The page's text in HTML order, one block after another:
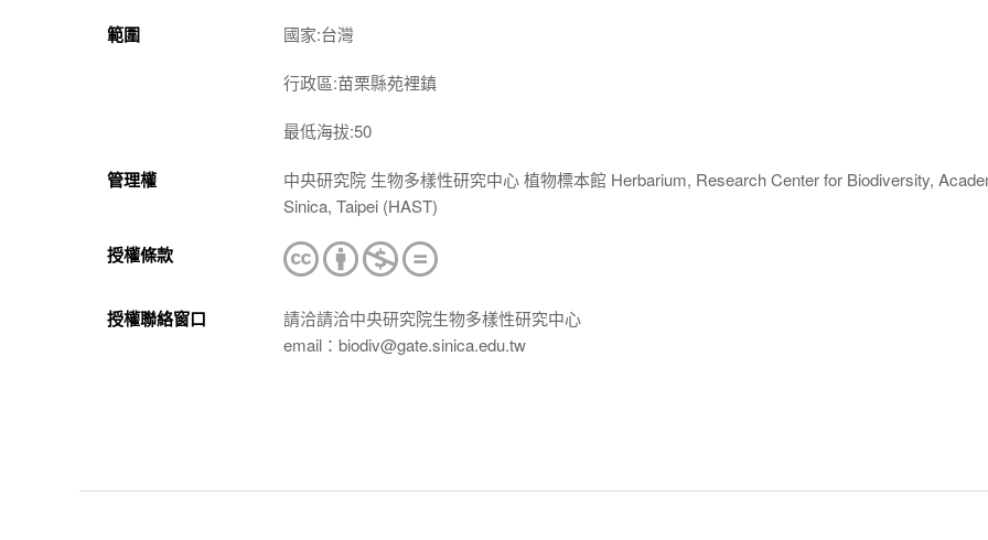
範圍 國家:台灣
行政區:苗栗縣苑裡鎮
最低海拔:50
管理權
中央研究院 生物多樣性研究中心 植物標本館 Herbarium, Research Center for Biodiversity,
Sinica, Taipei (HAST)
授權條款
授權聯絡窗口
請洽請洽中央研究院生物多樣性研究中心
email：biodiv@gate.sinica.edu.tw